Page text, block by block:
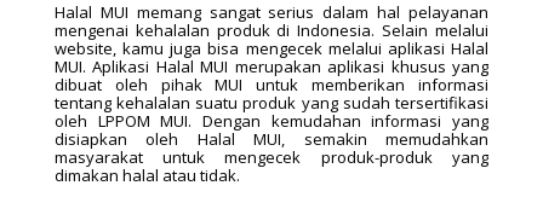
Halal MUI memang sangat serius dalam hal pelayanan
mengenai kehalalan produk di Indonesia. Selain melalui
website, kamu juga bisa mengecek melalui aplikasi Halal
MUI. Aplikasi Halal MUI merupakan aplikasi khusus yang
dibuat oleh pihak MUI untuk memberikan informasi
tentang kehalalan suatu produk yang sudah tersertifikasi
oleh LPPOM MUI. Dengan kemudahan informasi yang
disiapkan oleh Halal MUI, semakin memudahkan
masyarakat untuk mengecek produk-produk yang
dimakan halal atau tidak.